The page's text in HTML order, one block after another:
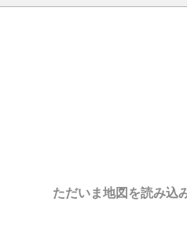
ただいま地図を読み込